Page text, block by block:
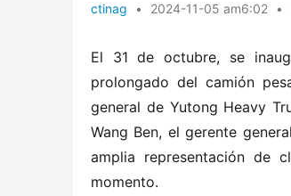
ctinag • 2024-11-05 am6:02 •
El 31 de octubre, se
prolongado del camión
general de Yutong Heavy
Wang Ben, el gerente
amplia representación de
momento.